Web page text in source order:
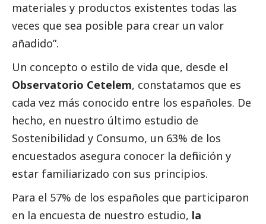
materiales y productos existentes todas las
veces que sea posible para crear un valor
añadido”.
Un concepto o estilo de vida que, desde el
Observatorio Cetelem, constatamos que es
cada vez más conocido entre los españoles. De
hecho, en nuestro último estudio de
Sostenibilidad y Consumo, un 63% de los
encuestados asegura conocer la definición y
estar familiarizado con sus principios.
Para el 57% de los españoles que participaron
en la encuesta de nuestro estudio, la